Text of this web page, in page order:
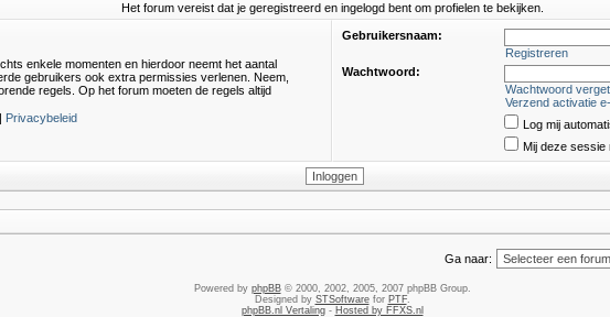
Het forum vereist dat je geregistreerd en ingelogd bent om profielen te bekijken.
enkele momenten en hierdoor neemt het aantal
gebruikers ook extra permissies verlenen. Neem,
regels. Op het forum moeten de regels altijd
| Privacybeleid
Gebruikersnaam:
Registreren
Wachtwoord:
Wachtwoord
Verzend activatie
Log mij
Mij deze sessie
Ga naar:
Powered by phpBB© 2000, 2002, 2005, 2007 phpBB Group.
Designed by STSoftwarefor PTF.
phpBB.nl Vertaling- Hosted by FFXS.nl